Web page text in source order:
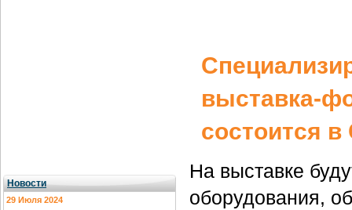
Новости
29 Июля 2024
выставка-
состоится в
На выставке
оборудования,